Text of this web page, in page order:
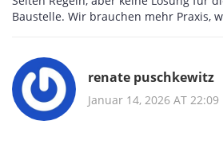
Baustelle. Wir brauchen mehr Praxis,
renate puschkewitz
Januar 14, 2026 AT 22:09